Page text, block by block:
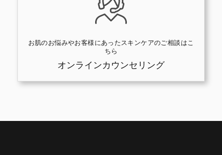
お肌のお悩みやお客様にあったスキンケアのご相談はこ
ちら
オンラインカウンセリング